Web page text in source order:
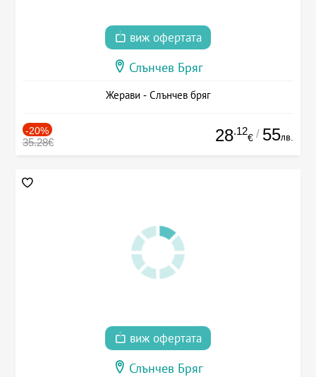
виж офертата
Слънчев Бряг
Жерави - Слънчев бряг
-20%
35.28€ 28.12
€ / 55лв.
виж офертата
Слънчев Бряг